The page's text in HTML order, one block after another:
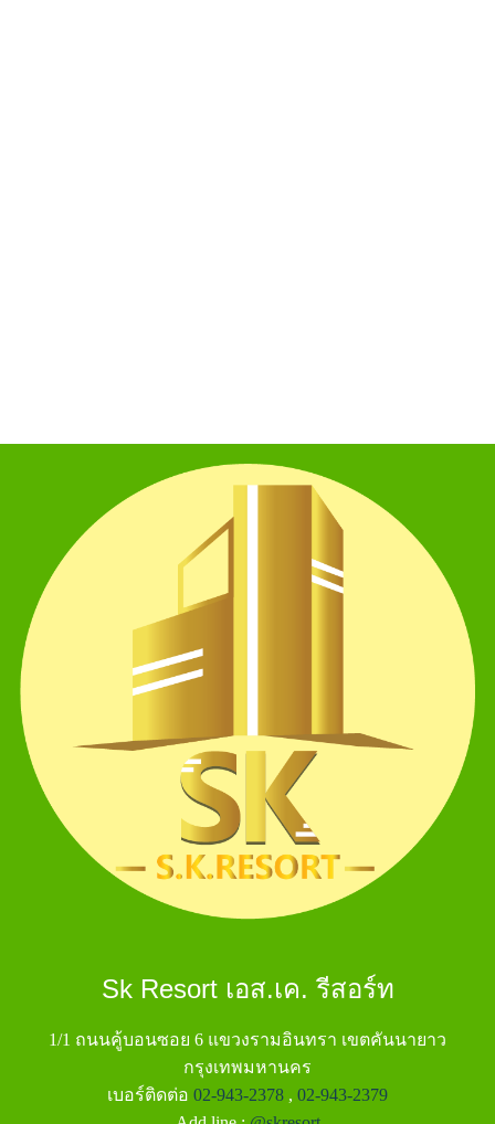
Sk Resort เอส.เค. รีสอร์ท
1/1 ถนนคู้บอนซอย 6 แขวงรามอินทรา เขตคันนายาว
กรุงเทพมหานคร
เบอร์ติดต่อ 02-943-2378 , 02-943-2379